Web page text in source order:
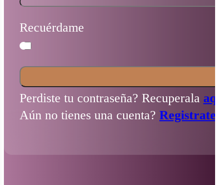
Recuérdame
Perdiste tu contraseña? Recuperala
Aún no tienes una cuenta?